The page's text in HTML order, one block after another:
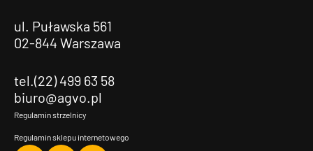
ul. Puławska 561
02-844 Warszawa
tel.(22) 499 63 58
biuro@agvo.pl
Regulamin strzelnicy
Regulamin sklepu internetowego